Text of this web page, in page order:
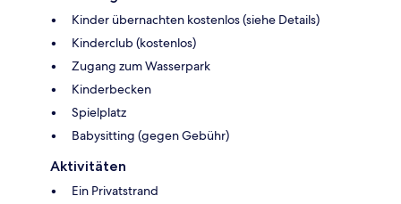
Kinder übernachten kostenlos (siehe Details)
Kinderclub (kostenlos)
Zugang zum Wasserpark
Kinderbecken
Spielplatz
Babysitting (gegen Gebühr)
Aktivitäten
Ein Privatstrand